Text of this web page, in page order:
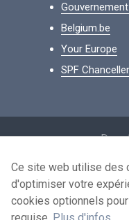
Belgium.be
Your Europe
SPF
Ce site web utilise des
d'optimiser votre
cookies optionnels